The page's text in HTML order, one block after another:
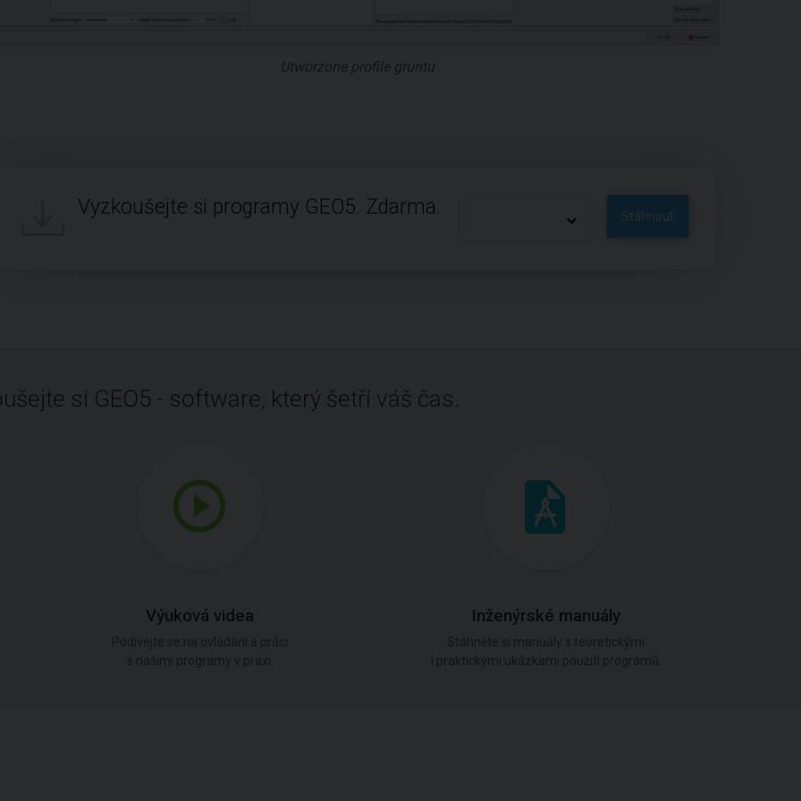
Utworzone profile gruntu
Vyzkoušejte si programy GEO5. Zdarma. Stáhnout
si GEO5 - software, který šetří váš čas.
Výuková videa Inženýrské manuály